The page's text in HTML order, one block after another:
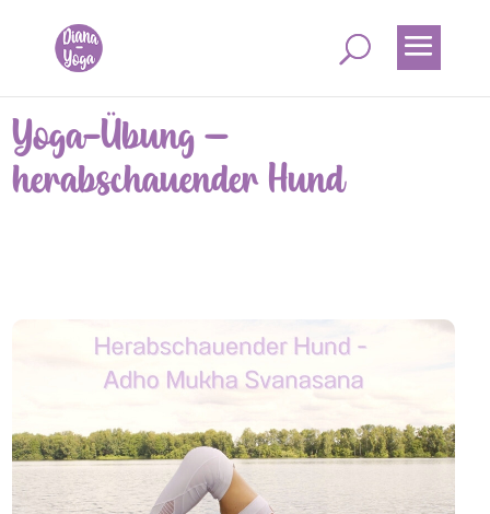
Yoga-Übung –
herabschauender Hund